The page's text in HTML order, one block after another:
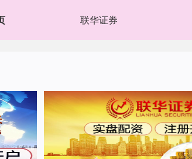
联华证券